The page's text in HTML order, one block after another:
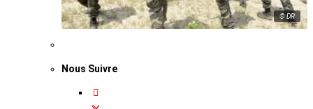
© DR
Nous Suivre